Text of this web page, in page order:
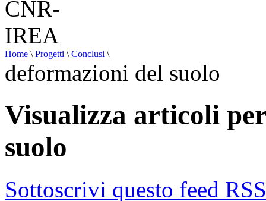
Home \ Progetti \ Conclusi \
deformazioni del suolo
Visualizza articoli
suolo
Sottoscrivi questo feed RSS